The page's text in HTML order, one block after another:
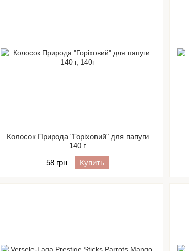
Колосок Природа "Горіховий" для папуги
140 г
58 грн
Купить